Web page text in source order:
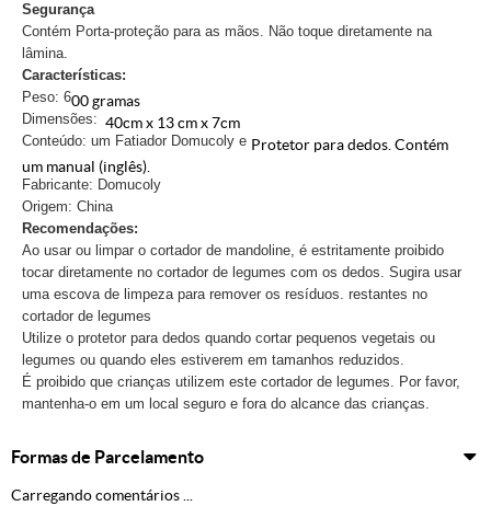
Segurança
Contém Porta-proteção para as mãos. Não toque diretamente na
lâmina.
Características:
Peso: 600 gramas
Dimensões: 40cm x 13 cm x 7cm
Conteúdo: um Fatiador Domucoly e Protetor para dedos. Contém
um manual (inglês).
Fabricante: Domucoly
Origem: China
Recomendações:
Ao usar ou limpar o cortador de mandoline, é estritamente proibido
tocar diretamente no cortador de legumes com os dedos. Sugira usar
uma escova de limpeza para remover os resíduos. restantes no
cortador de legumes
Utilize o protetor para dedos quando cortar pequenos vegetais ou
legumes ou quando eles estiverem em tamanhos reduzidos.
É proibido que crianças utilizem este cortador de legumes. Por favor,
mantenha-o em um local seguro e fora do alcance das crianças.
Formas de Parcelamento
Carregando comentários ...